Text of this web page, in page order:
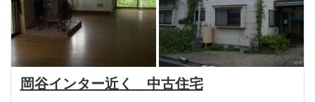
岡谷インター近く 中古住宅